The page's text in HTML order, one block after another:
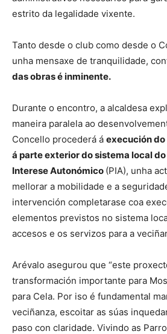
estrito da legalidade vixente.
Tanto desde o club como desde o
unha mensaxe de tranquilidade,
das obras é inminente.
Durante o encontro, a alcaldesa
maneira paralela ao
Concello procederá á execución
á parte exterior do sistema local
Interese Autonómico (PIA), unha
mellorar a mobilidade e a
intervención completarase coa
elementos previstos no sistema
accesos e os servizos para a
Arévalo asegurou que “este
transformación importante para
para Cela. Por iso é fundamental
veciñanza, escoitar as súas
paso con claridade. Vivindo as